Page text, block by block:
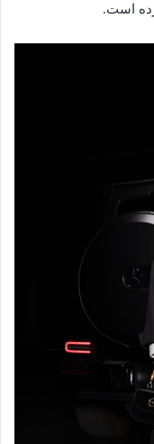
است.